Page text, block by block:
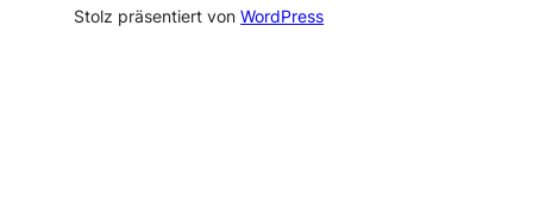
Stolz präsentiert vonWordPress